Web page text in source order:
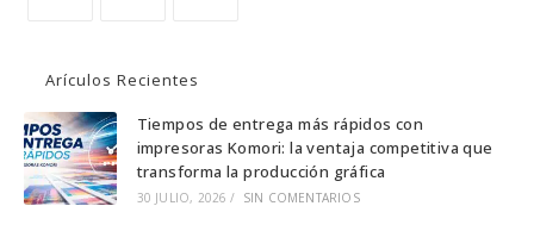
una
nueva
pestaña
una
nueva
pestaña
una
nueva
pestaña
Arículos Recientes
Tiempos de entrega más rápidos con
impresoras Komori: la ventaja competitiva que
transforma la producción gráfica
30 JULIO, 2026 / SIN COMENTARIOS